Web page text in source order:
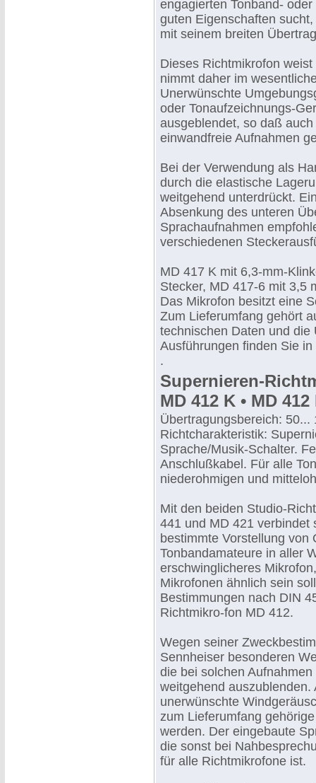
engagierten Tonband-
guten Eigenschaften
mit seinem breiten
Dieses Richtmikrofon
nimmt daher im
Unerwünschte
oder Tonaufzeichnungs-
ausgeblendet, so daß
einwandfreie Aufnahmen
Bei der Verwendung als
durch die elastische
weitgehend unterdrückt.
Absenkung des unteren
Sprachaufnahmen
verschiedenen
MD 417 K mit 6,3-mm-
Stecker, MD 417-6 mit 3,5
Das Mikrofon besitzt eine
Zum Lieferumfang gehört
technischen Daten und
Ausführungen finden Sie
.
Supernieren-
MD 412 K • MD 412
Übertragungsbereich: 50...
Richtcharakteristik:
Sprache/Musik-Schalter.
Anschlußkabel. Für alle
niederohmigen und
Mit den beiden Studio-
441 und MD 421 verbindet
bestimmte Vorstellung von
Tonbandamateure in aller
erschwinglicheres
Mikrofonen ähnlich sein
Bestimmungen nach DIN
Richtmikro-fon MD 412.
Wegen seiner
Sennheiser besonderen
die bei solchen
weitgehend
unerwünschte
zum Lieferumfang
werden. Der eingebaute
die sonst bei
für alle Richtmikrofone ist.